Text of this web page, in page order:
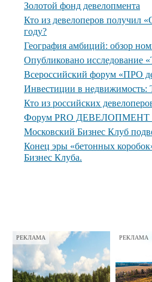
Золотой фонд девелопмента
Кто из девелоперов получил
году?
География амбиций: обзор
Опубликовано исследование
Всероссийский форум «ПРО
Инвестиции в недвижимость:
Кто из российских
Форум PRO ДЕВЕЛОПМЕНТ
Московский Бизнес Клуб
Конец эры «бетонных
Бизнес Клуба.
РЕКЛАМА РЕКЛАМА